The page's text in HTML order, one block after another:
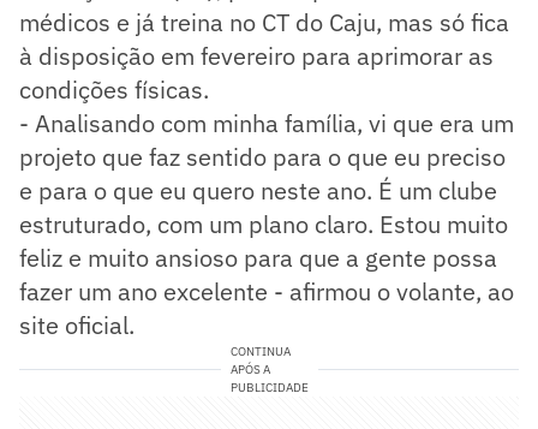
médicos e já treina no CT do Caju, mas só fica
à disposição em fevereiro para aprimorar as
condições físicas.
- Analisando com minha família, vi que era um
projeto que faz sentido para o que eu preciso
e para o que eu quero neste ano. É um clube
estruturado, com um plano claro. Estou muito
feliz e muito ansioso para que a gente possa
fazer um ano excelente - afirmou o volante, ao
site oficial.
CONTINUA
APÓS A
PUBLICIDADE